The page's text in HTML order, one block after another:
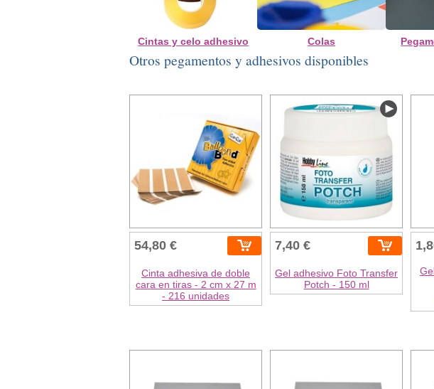
Cintas y celo adhesivo Colas
Otros pegamentos y adhesivos disponibles
54,80 €
Cinta adhesiva de doble
cara en tiras - 2 cm x 27 m
- 216 unidades
7,40 €
Gel adhesivo Foto Transfer
Potch - 150 ml